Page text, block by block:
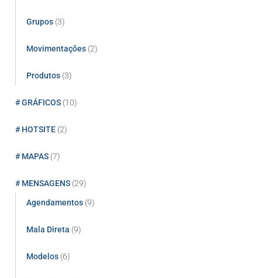
Grupos (3)
Movimentações (2)
Produtos (3)
# GRÁFICOS (10)
# HOTSITE (2)
# MAPAS (7)
# MENSAGENS (29)
Agendamentos (9)
Mala Direta (9)
Modelos (6)